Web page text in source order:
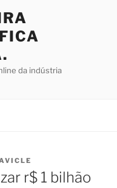
da indústria
r$ 1 bilhão